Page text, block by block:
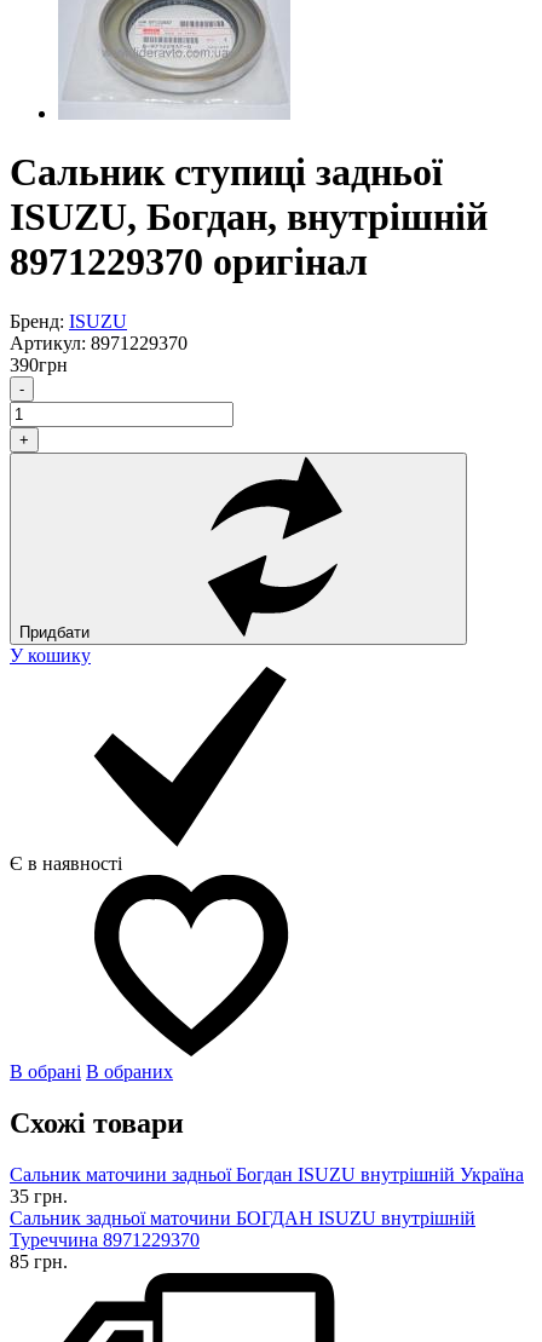
Сальник ступиці задньої
ISUZU, Богдан, внутрішній
8971229370 оригінал
Бренд: ISUZU
Артикул: 8971229370
390грн
-
+
Придбати
У кошику
Є в наявності
В обрані В обраних
Схожі товари
Сальник маточини задньої Богдан ISUZU внутрішній Україна
35 грн.
Сальник задньої маточини БОГДАН ISUZU внутрішній
Туреччина 8971229370
85 грн.